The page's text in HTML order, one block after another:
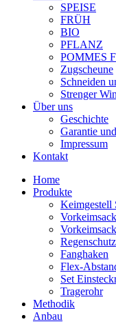
SPEISE
FRÜH
BIO
PFLANZ
POMMES
Zugscheune
Schneiden
Strenger
Über uns
Geschichte
Garantie
Impressum
Kontakt
Home
Produkte
Keimgestell
Regenschutz
Fanghaken
Flex-
Set
Tragerohr
Methodik
Anbau